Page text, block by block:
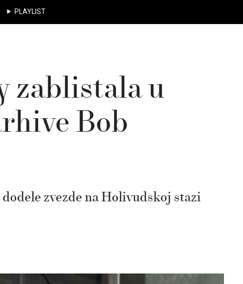
PLAYLIST
zablistala u
Bob
zvezde na Holivudskoj stazi